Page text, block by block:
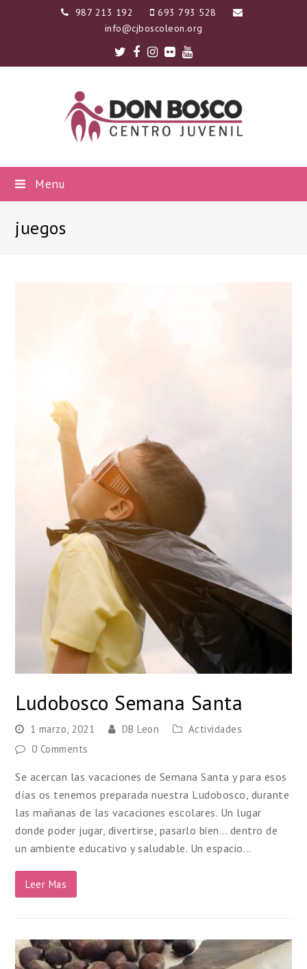
987 213 192
693 793 528
info@cjboscoleon.org
Twitter
Facebook
Instagram
FlickrYoutube
Menu
juegos
Ludobosco Semana Santa
1 marzo, 2021 DB Leon
Actividades
0 Comments
Se acercan las vacaciones de Semana Santa y para esos
días os tenemos preparada nuestra Ludobosco, durante
las mañanas de las vacaciones escolares. Un lugar
donde poder jugar, divertirse, pasarlo bien... dentro de
un ambiente educativo y saludable. Un espacio…
Leer Mas